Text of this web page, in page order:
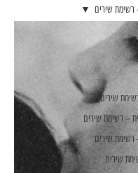
שירים)
– רשימת שירים
שירים
שירים
שירים